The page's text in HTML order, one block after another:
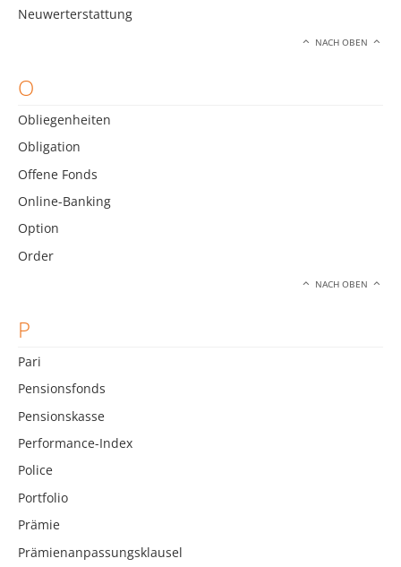
Neuwerterstattung
NACH OBEN
O
Obliegenheiten
Obligation
Offene Fonds
Online-Banking
Option
Order
NACH OBEN
P
Pari
Pensionsfonds
Pensionskasse
Performance-Index
Police
Portfolio
Prämie
Prämienanpassungsklausel